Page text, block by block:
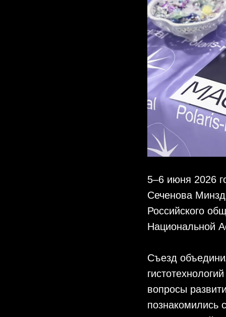
5–6 июня 2026
Сеченова
Российского
Национальной
Съезд
вопросы
познакомились